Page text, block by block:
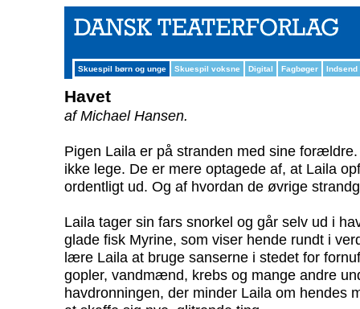
Skuespil børn og unge Skuespil voksne Digital Fagbøger Indsend
Havet
af Michael Hansen.
Pigen Laila er på stranden med sine
ikke lege. De er mere optagede af, at Laila
ordentligt ud. Og af hvordan de øvrige
Laila tager sin fars snorkel og går selv ud i
glade fisk Myrine, som viser hende rundt i
lære Laila at bruge sanserne i stedet for
gopler, vandmænd, krebs og mange andre
havdronningen, der minder Laila om hendes